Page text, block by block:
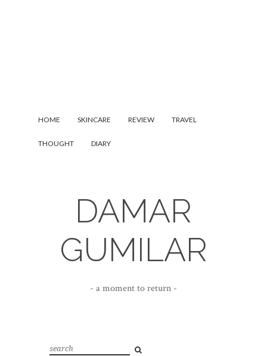
HOME SKINCARE REVIEW TRAVEL
THOUGHT DIARY
DAMAR
GUMILAR
- a moment to return -